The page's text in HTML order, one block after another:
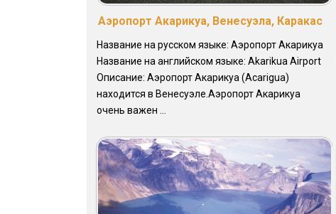
Аэропорт Акарикуа, Венесуэла, Каракас
Название на русском языке: Аэропорт Акарикуа
Название на английском языке: Akarikua Airport
Описание: Аэропорт Акарикуа (Acarigua)
находится в Венесуэле.Аэропорт Акарикуа
очень важен ...